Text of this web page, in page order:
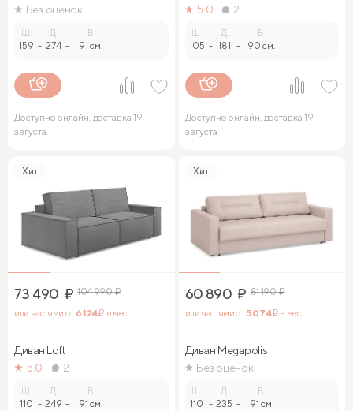
Без оценок
159 -
Д.
274 -
В.
91 см.
Доступно онлайн, доставка 19
августа
5.0
2
105 -
Д.
181 -
В.
90 см.
Доступно онлайн, доставка 19
августа
Хит
73 490 ₽ 104 990₽
или частями от 6 124₽ в мес.
Диван Loft
5.0
2
110 -
Д.
249 -
В.
91 см.
Хит
60 890 ₽ 81 190₽
или частями от5 074₽ в мес.
Диван Megapolis
Без оценок
110 -
Д.
235 -
В.
91 см.